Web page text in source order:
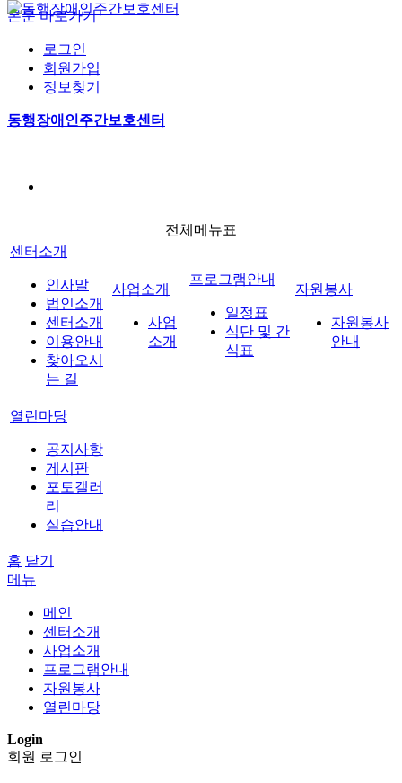
본문 바로가기
로그인
회원가입
정보찾기
동행장애인주간보호센터
사업소개
사업소개
자원봉사안내
전체메뉴표
센터소개
인사말
법인소개
센터소개
이용안내
찾아오시
는 길
사업소개
사업
소개
프로그램안내
일정표
식단 및 간
식표
자원봉사
자원봉사
안내
열린마당
공지사항
게시판
포토갤러
리
실습안내
홈 닫기
메뉴
메인
센터소개
사업소개
프로그램안내
자원봉사
열린마당
Login
회원 로그인